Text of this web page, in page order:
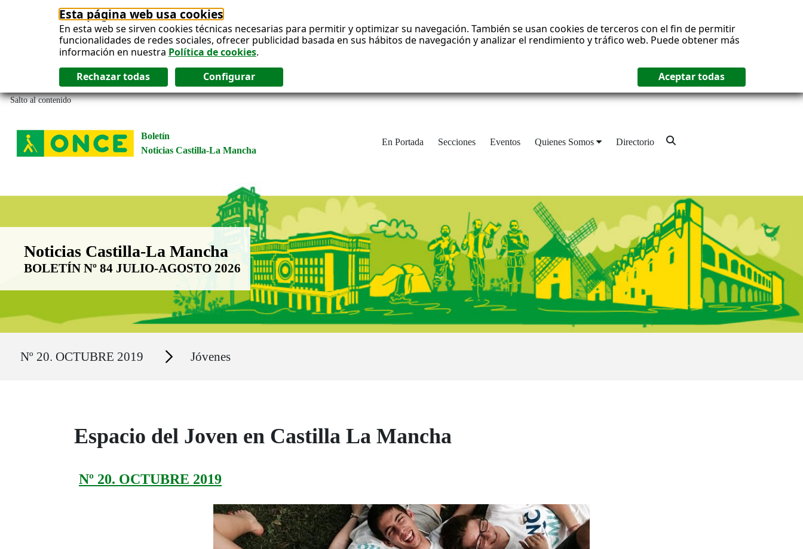
Esta página web usa cookies
En esta web se sirven cookies técnicas necesarias para permitir y optimizar su navegación. También se usan cookies de terceros con el fin de permitir
funcionalidades de redes sociales, ofrecer publicidad basada en sus hábitos de navegación y analizar el rendimiento y tráfico web. Puede obtener más
información en nuestra Política de cookies.
Salto al contenido
Boletín
Noticias Castilla-La Mancha
En Portada Secciones Eventos Quienes Somos Directorio
Boletín Noticias Castilla-La Mancha
Noticias Castilla-La Mancha
BOLETÍN Nº 84 JULIO-AGOSTO 2026
Nº 20. OCTUBRE 2019 Secciones Jóvenes
Espacio del Joven en Castilla La Mancha
Nº 20. OCTUBRE 2019